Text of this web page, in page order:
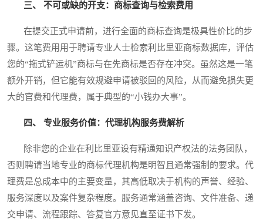
三、 不可或缺的开支：商标查询与检索费用
在提交正式申请前，进行全面的商标查询是极具性价比的步
骤。这笔费用用于聘请专业人士检索利比里亚商标数据库，评估
您的“拖式铲运机”商标与在先商标是否存在冲突。虽然这是一笔
额外开销，但它能有效规避申请被驳回的风险，从而避免损失更
大的官费和代理费，属于典型的“小钱办大事”。
四、 专业服务价值：代理机构服务费解析
除非您的企业在利比里亚设有精通知识产权法的法务团队，
否则聘请当地专业的商标代理机构是明智且通常强制的要求。代
理费是总成本中的主要变量，其高低取决于机构的声誉、经验、
服务深度以及案件复杂程度。服务通常涵盖咨询、文件准备、递
交申请、流程跟踪、答复官方意见直至证书下发。